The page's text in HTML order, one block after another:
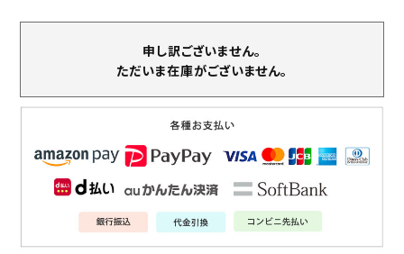
申し訳ございません。
ただいま在庫がございません。